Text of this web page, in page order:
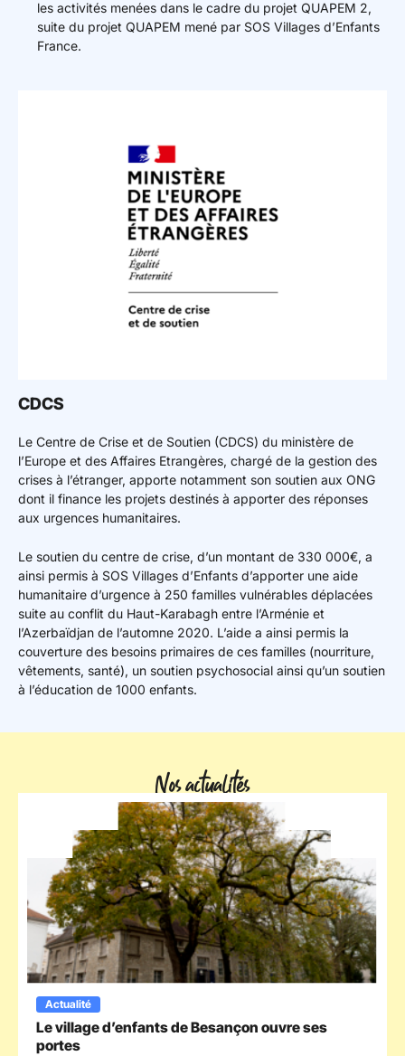
les activités menées dans le cadre du projet QUAPEM 2,
suite du projet QUAPEM mené par SOS Villages d’Enfants
France.
CDCS
Le Centre de Crise et de Soutien (CDCS) du ministère de
l’Europe et des Affaires Etrangères, chargé de la gestion des
crises à l’étranger, apporte notamment son soutien aux ONG
dont il finance les projets destinés à apporter des réponses
aux urgences humanitaires.
Le soutien du centre de crise, d’un montant de 330 000€, a
ainsi permis à SOS Villages d’Enfants d’apporter une aide
humanitaire d’urgence à 250 familles vulnérables déplacées
suite au conflit du Haut-Karabagh entre l’Arménie et
l’Azerbaïdjan de l’automne 2020. L’aide a ainsi permis la
couverture des besoins primaires de ces familles (nourriture,
vêtements, santé), un soutien psychosocial ainsi qu’un soutien
à l’éducation de 1000 enfants.
Nos actualités
Actualité
Le village d’enfants de Besançon ouvre ses
portes